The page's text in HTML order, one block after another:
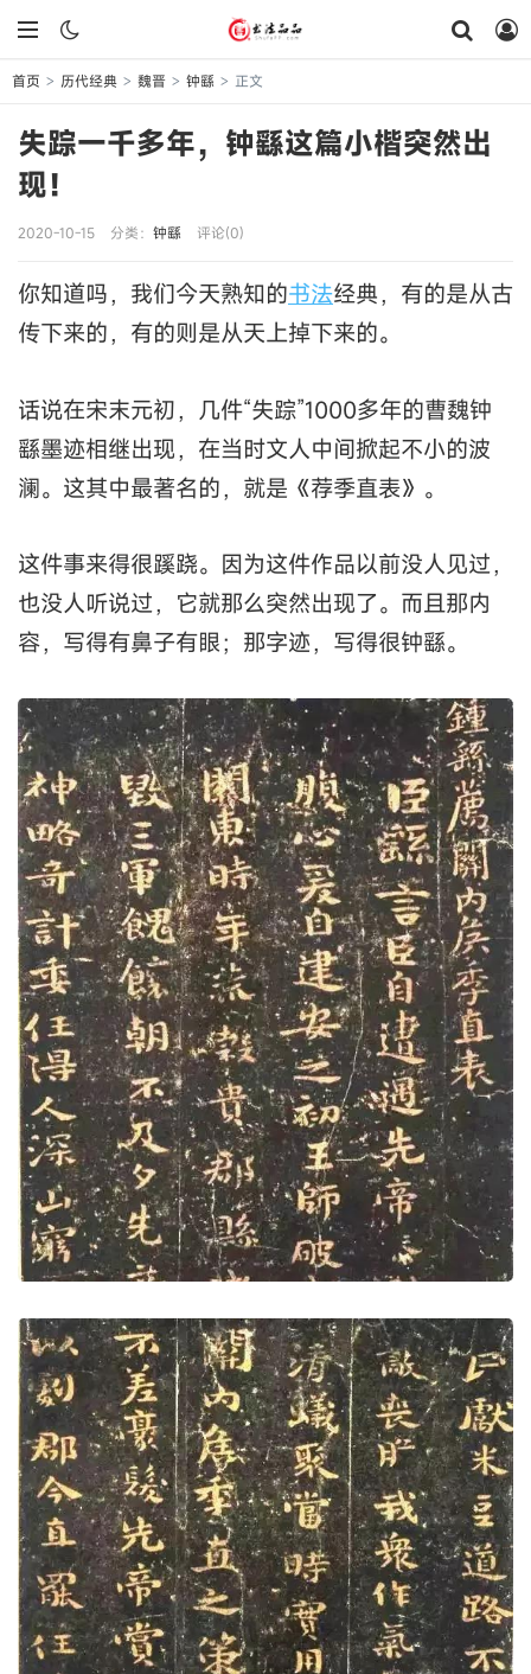
首页 > 历代经典 > 魏晋 > 钟繇 > 正文
失踪一千多年，钟繇这篇小楷突然出
现！
2020-10-15 分类： 钟繇 评论(0)
你知道吗，我们今天熟知的书法经典，有的是从古
传下来的，有的则是从天上掉下来的。
话说在宋末元初，几件“失踪”1000多年的曹魏钟
繇墨迹相继出现，在当时文人中间掀起不小的波
澜。这其中最著名的，就是《荐季直表》。
这件事来得很蹊跷。因为这件作品以前没人见过，
也没人听说过，它就那么突然出现了。而且那内
容，写得有鼻子有眼；那字迹，写得很钟繇。